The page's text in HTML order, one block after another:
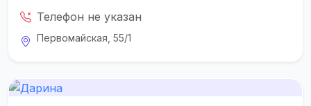
Телефон не указан
Первомайская, 55/1